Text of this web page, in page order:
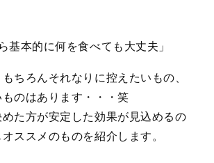
基本的に何を食べても大丈夫」
ちろんそれなりに控えたいもの、
のはあります・・・笑
た方が安定した効果が見込めるの
ススメのものを紹介します。